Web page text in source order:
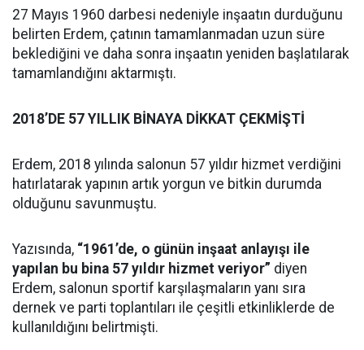
27 Mayıs 1960 darbesi nedeniyle inşaatın durduğunu
belirten Erdem, çatının tamamlanmadan uzun süre
beklediğini ve daha sonra inşaatın yeniden başlatılarak
tamamlandığını aktarmıştı.
2018’DE 57 YILLIK BİNAYA DİKKAT ÇEKMİŞTİ
Erdem, 2018 yılında salonun 57 yıldır hizmet verdiğini
hatırlatarak yapının artık yorgun ve bitkin durumda
olduğunu savunmuştu.
Yazısında, “1961’de, o günün inşaat anlayışı ile
yapılan bu bina 57 yıldır hizmet veriyor” diyen
Erdem, salonun sportif karşılaşmaların yanı sıra
dernek ve parti toplantıları ile çeşitli etkinliklerde de
kullanıldığını belirtmişti.